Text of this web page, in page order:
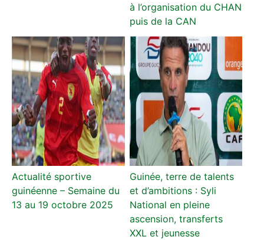
à l’organisation du CHAN
puis de la CAN
Actualité sportive
guinéenne – Semaine du
13 au 19 octobre 2025
Guinée, terre de talents
et d’ambitions : Syli
National en pleine
ascension, transferts
XXL et jeunesse